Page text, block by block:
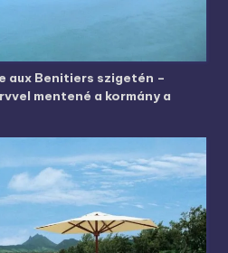
aux Benitiers szigetén –
mentené a kormány a